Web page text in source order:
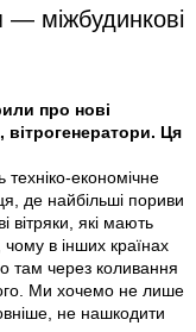
— міжбудинкові
про нові
вітрогенератори. Ця
економічне
де найбільші пориви
вітряки, які мають
в інших країнах
там через коливання
Ми хочемо не лише
не нашкодити